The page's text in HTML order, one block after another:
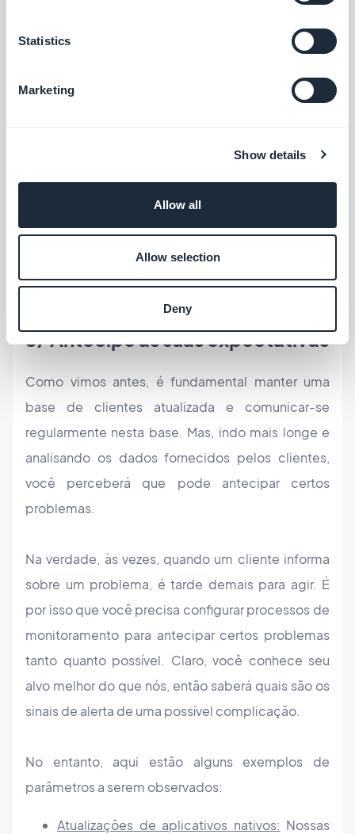
Statistics
Marketing
Show details
Allow all
Allow selection
Deny
clientes regularmente, mesmo que eles
aproveitem a oportunidade para fornecer
feedback. Esta é uma oportunidade para você
resolver seus problemas e construir ainda mais sua
também mostrar que você está facilmente
acessível em caso de necessidade. Seu cliente
usará os meios de sua preferência. Mas se você se
comunicar regularmente, eles nunca terão que
pesquisar muito para encontrar suas informações
de contato, e isso é importante.
3/ Antecipe as suas expectativas
Como vimos antes, é fundamental manter uma
base de clientes atualizada e comunicar-se
regularmente nesta base. Mas, indo mais longe e
analisando os dados fornecidos pelos clientes,
você perceberá que pode antecipar certos
problemas.
Na verdade, às vezes, quando um cliente informa
sobre um problema, é tarde demais para agir. É
por isso que você precisa configurar processos de
monitoramento para antecipar certos problemas
tanto quanto possível. Claro, você conhece seu
alvo melhor do que nós, então saberá quais são os
sinais de alerta de uma possível complicação.
No entanto, aqui estão alguns exemplos de
parâmetros a serem observados:
Atualizações de aplicativos nativos: Nossas